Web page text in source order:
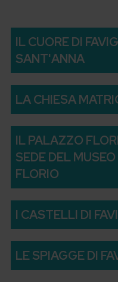
IL CUORE DI
SANT'ANNA
LA CHIESA
IL PALAZZO
SEDE DEL
FLORIO
I CASTELLI DI
LE SPIAGGE DI